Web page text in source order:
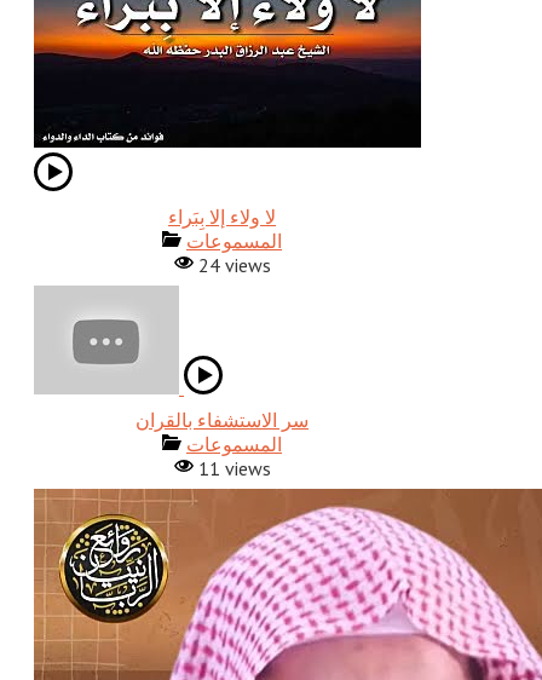
المسموعات
24 views
المسموعات
11 views